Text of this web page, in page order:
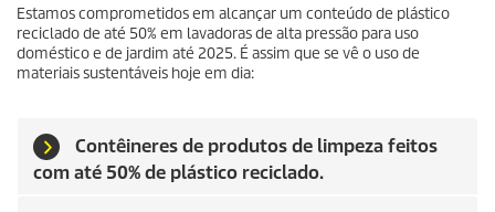
Estamos comprometidos em alcançar um conteúdo de plástico
reciclado de até 50% em lavadoras de alta pressão para uso
doméstico e de jardim até 2025. É assim que se vê o uso de
materiais sustentáveis hoje em dia:
Contêineres de produtos de limpeza feitos
com até 50% de plástico reciclado.